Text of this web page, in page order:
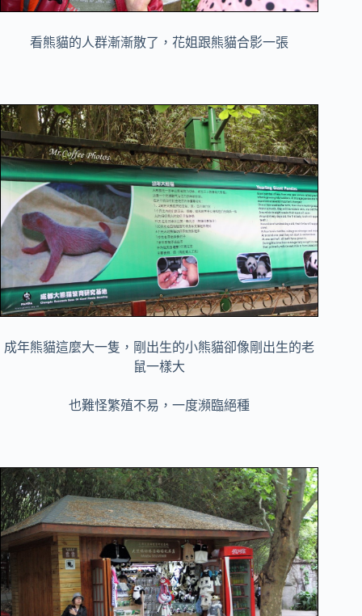
看熊貓的人群漸漸散了，花姐跟熊貓合影一張
成年熊貓這麼大一隻，剛出生的小熊貓卻像剛出生的老
鼠一樣大
也難怪繁殖不易，一度瀕臨絕種